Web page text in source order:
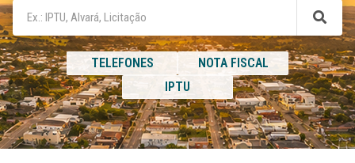
TELEFONES
NOTA FISCAL
IPTU